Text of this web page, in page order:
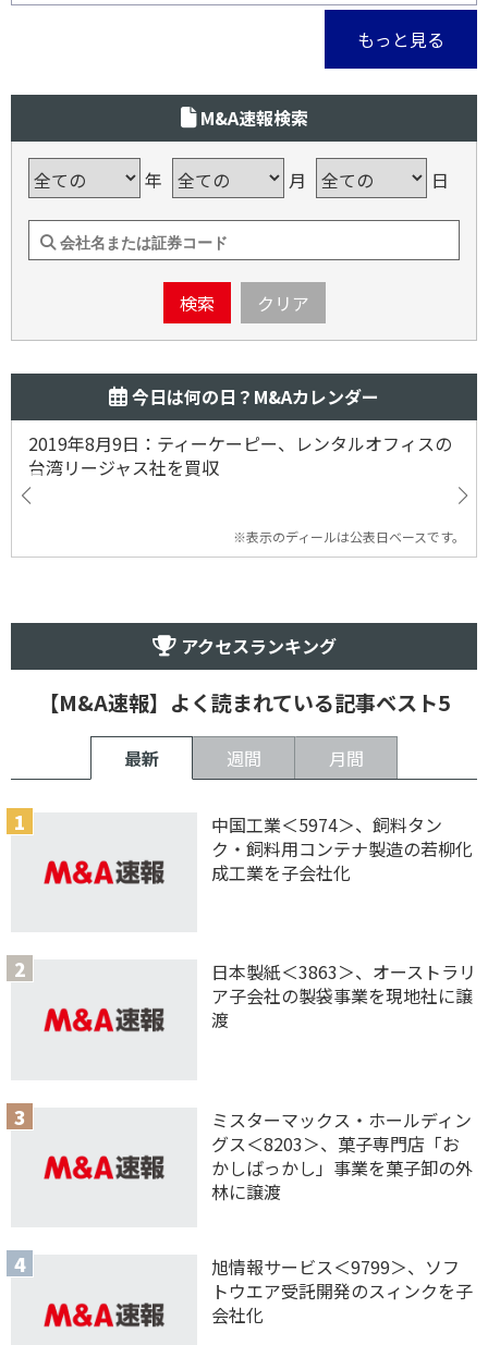
もっと見る
M&A速報検索
年 月 日
検索 クリア
今日は何の日？M&Aカレンダー
2019年8月9日：ティーケーピー、レンタルオフィスの
台湾リージャス社を買収
※表示のディールは公表日ベースです。
アクセスランキング
【M&A速報】よく読まれている記事ベスト5
最新 週間 月間
中国工業＜5974＞、飼料タン
ク・飼料用コンテナ製造の若柳化
成工業を子会社化
日本製紙＜3863＞、オーストラリ
ア子会社の製袋事業を現地社に譲
渡
ミスターマックス・ホールディン
グス＜8203＞、菓子専門店「お
かしばっかし」事業を菓子卸の外
林に譲渡
旭情報サービス＜9799＞、ソフ
トウエア受託開発のスィンクを子
会社化